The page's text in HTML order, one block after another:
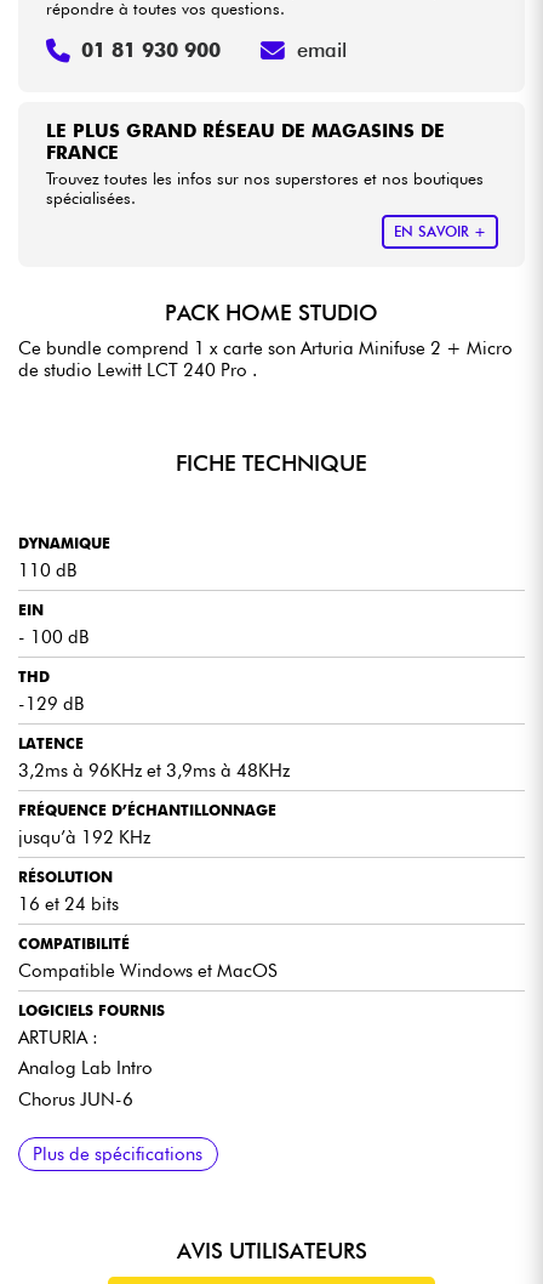
LE PLUS GRAND RÉSEAU DE MAGASINS DE
FRANCE
Trouvez toutes les infos sur nos superstores et nos boutiques
spécialisées.
EN SAVOIR +
répondre à toutes vos questions.
01 81 930 900 email
PACK HOME STUDIO
Ce bundle comprend 1 x carte son Arturia Minifuse 2 + Micro
de studio Lewitt LCT 240 Pro .
FICHE TECHNIQUE
DYNAMIQUE
110 dB
EIN
- 100 dB
THD
-129 dB
LATENCE
3,2ms à 96KHz et 3,9ms à 48KHz
FRÉQUENCE D’ÉCHANTILLONNAGE
jusqu’à 192 KHz
RÉSOLUTION
16 et 24 bits
COMPATIBILITÉ
Compatible Windows et MacOS
LOGICIELS FOURNIS
ARTURIA :
Analog Lab Intro
Chorus JUN-6
ABLETON
Live Lite
NATIVE INSTRUMENTS
Guitar Rig 6 LE
ANTARES
AutoTune Unlimited (3 mois gratuit)
SPLICE
3 mois gratuit
Plus de spécifications
AVIS UTILISATEURS